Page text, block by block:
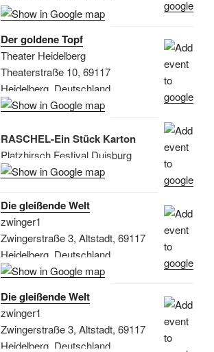
Der goldene Topf
Theater Heidelberg
Theaterstraße 10, 69117
Heidelberg, Deutschland
RASCHEL-Ein Stück Karton
Platzhirsch Festival Duisburg
Die gleißende Welt
zwinger1
Zwingerstraße 3, Altstadt, 69117
Heidelberg, Deutschland
Die gleißende Welt
zwinger1
Zwingerstraße 3, Altstadt, 69117
Heidelberg, Deutschland